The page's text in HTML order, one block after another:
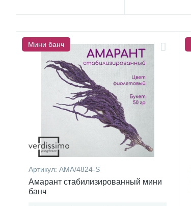
Мини банч
Артикул: AMA/4824-S
Амарант стабилизированный мини
банч